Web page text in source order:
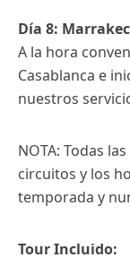
Día 8:
A la hora
Casablanca e
nuestros
NOTA: Todas
circuitos y los
temporada y
Tour Incluido: